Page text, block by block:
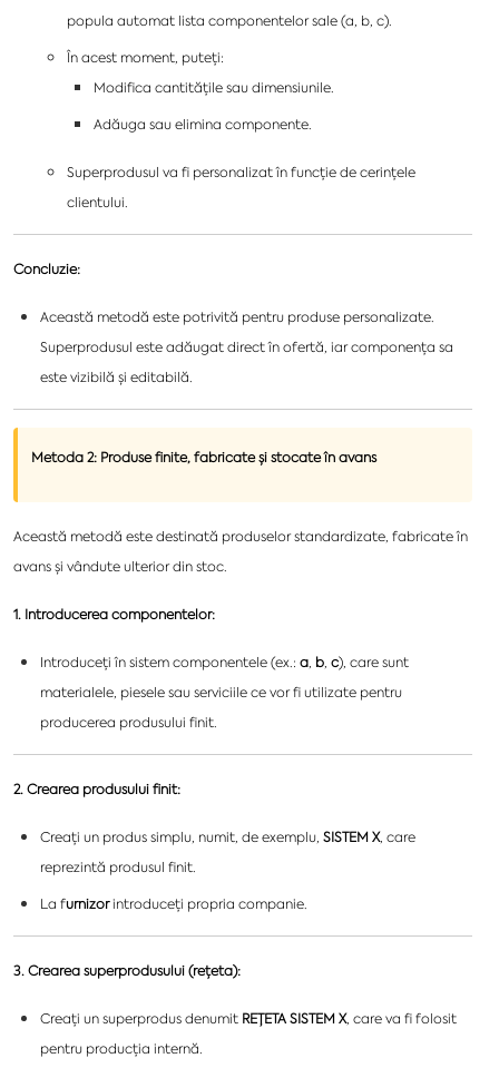
popula automat lista componentelor sale (a, b, c).
În acest moment, puteți:
Modifica cantitățile sau dimensiunile.
Adăuga sau elimina componente.
Superprodusul va fi personalizat în funcție de cerințele
clientului.
Concluzie:
Această metodă este potrivită pentru produse personalizate.
Superprodusul este adăugat direct în ofertă, iar componența sa
este vizibilă și editabilă.
Metoda 2: Produse finite, fabricate și stocate în avans
Această metodă este destinată produselor standardizate, fabricate în
avans și vândute ulterior din stoc.
1. Introducerea componentelor:
Introduceți în sistem componentele (ex.: a b c), care sunt
materialele, piesele sau serviciile ce vor fi utilizate pentru
producerea produsului finit.
2. Crearea produsului finit:
Creați un produs simplu, numit, de exemplu, SISTEM X, care
reprezintă produsul finit.
La furnizorintroduceți propria companie.
3. Crearea superprodusului (rețeta):
Creați un superprodus denumit REȚETA SISTEM X, care va fi folosit
pentru producția internă.